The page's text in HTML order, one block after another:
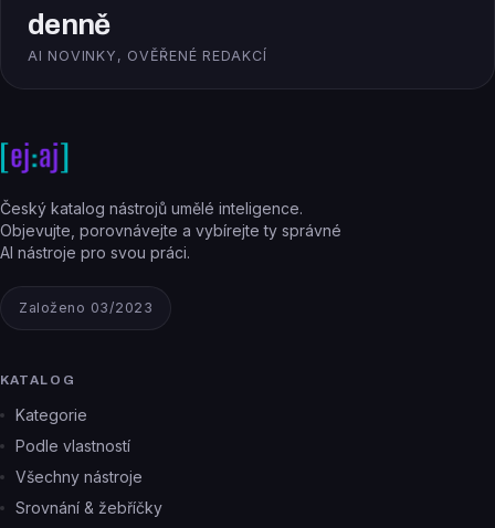
denně
AI NOVINKY, OVĚŘENÉ REDAKCÍ
Český katalog nástrojů umělé inteligence.
Objevujte, porovnávejte a vybírejte ty správné
AI nástroje pro svou práci.
Založeno 03/2023
KATALOG
Kategorie
Podle vlastností
Všechny nástroje
Srovnání & žebříčky